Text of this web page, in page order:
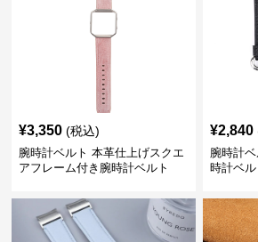
¥3,350 (税込)
腕時計ベルト 本革仕上げスクエ
アフレーム付き腕時計ベルト
¥2,840
腕時計
時計ベル